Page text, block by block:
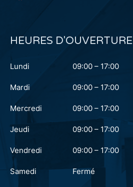
HEURES D'OUVERTURE
Lundi 09:00 – 17:00
Mardi 09:00 – 17:00
Mercredi 09:00 – 17:00
Jeudi 09:00 – 17:00
Vendredi 09:00 – 17:00
Samedi Fermé